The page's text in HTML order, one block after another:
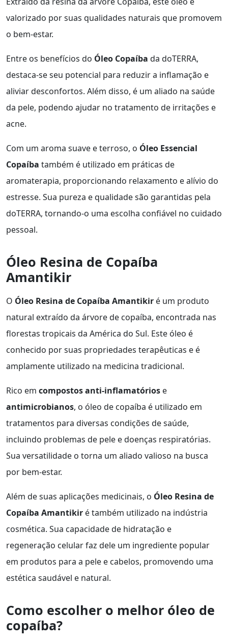
valorizado por suas qualidades naturais que promovem
o bem-estar.
Entre os benefícios do Óleo Copaíba da doTERRA,
destaca-se seu potencial para reduzir a inflamação e
aliviar desconfortos. Além disso, é um aliado na saúde
da pele, podendo ajudar no tratamento de irritações e
acne.
Com um aroma suave e terroso, o Óleo Essencial
Copaíba também é utilizado em práticas de
aromaterapia, proporcionando relaxamento e alívio do
estresse. Sua pureza e qualidade são garantidas pela
doTERRA, tornando-o uma escolha confiável no cuidado
pessoal.
Óleo Resina de Copaíba
Amantikir
O Óleo Resina de Copaíba Amantikir é um produto
natural extraído da árvore de copaíba, encontrada nas
florestas tropicais da América do Sul. Este óleo é
conhecido por suas propriedades terapêuticas e é
amplamente utilizado na medicina tradicional.
Rico em compostos anti-inflamatórios e
antimicrobianos, o óleo de copaíba é utilizado em
tratamentos para diversas condições de saúde,
incluindo problemas de pele e doenças respiratórias.
Sua versatilidade o torna um aliado valioso na busca
por bem-estar.
Além de suas aplicações medicinais, o Óleo Resina de
Copaíba Amantikir é também utilizado na indústria
cosmética. Sua capacidade de hidratação e
regeneração celular faz dele um ingrediente popular
em produtos para a pele e cabelos, promovendo uma
estética saudável e natural.
Como escolher o melhor óleo de
copaíba?